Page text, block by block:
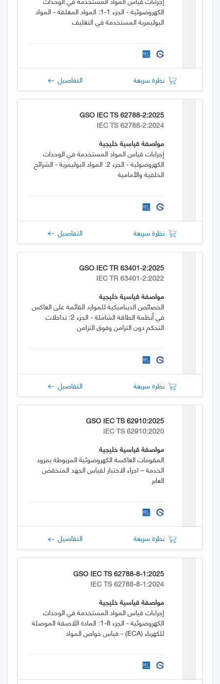
الكهروضوئية - الجزء 1-1: المواد المغلفة - المواد
البوليمرية المستخدمة في التغليف
نظرة سريعة التفاصيل
GSO IEC TS 62788-2:2025
IEC TS 62788-2:2024
مواصفة قياسية خليجية
إجراءات قياس المواد المستخدمة في الوحدات
الكهروضوئية - الجزء 2: المواد البوليمرية - الشرائح
الخلفية والأمامية
نظرة سريعة التفاصيل
GSO IEC TR 63401-2:2025
IEC TR 63401-2:2022
مواصفة قياسية خليجية
الخصائص الديناميكية للموارد القائمة على العاكس
في أنظمة الطاقة الشاملة - الجزء 2: تداخلات
التحكم دون التزامن وفوق التزامن
نظرة سريعة التفاصيل
GSO IEC TS 62910:2025
IEC TS 62910:2020
مواصفة قياسية خليجية
المقومات العاكسة الكهروضوئية المربوطة بمزود
الخدمة – اجراء الاختبار لقياس الجهد المنخفض
العابر
نظرة سريعة التفاصيل
GSO IEC TS 62788-8-1:2025
IEC TS 62788-8-1:2024
مواصفة قياسية خليجية
إجراءات قياس المواد المستخدمة في الوحدات
الكهروضوئية - الجزء 8-1: المادة اللاصقة الموصلة
للكهرباء (ECA) - قياس خواص المواد